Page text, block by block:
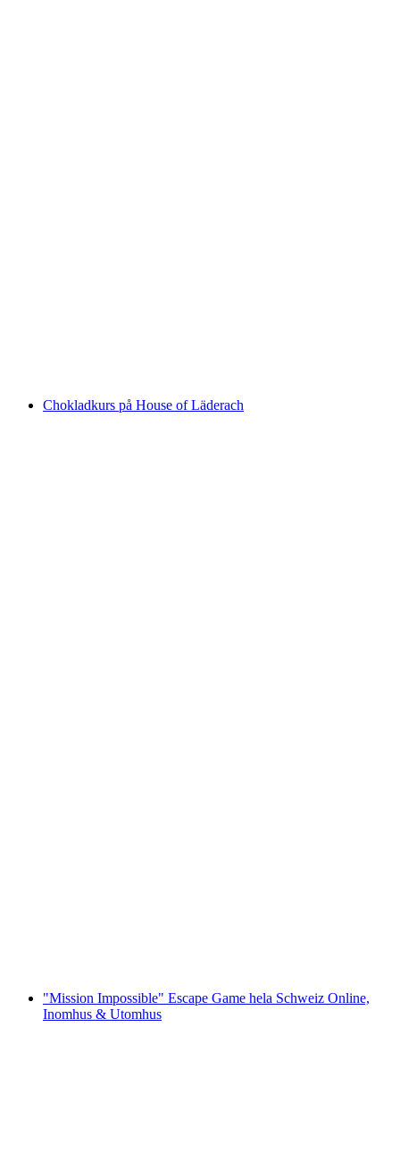
Chokladkurs på House of Läderach
"Mission Impossible" Escape Game hela Schweiz Online,
Inomhus & Utomhus